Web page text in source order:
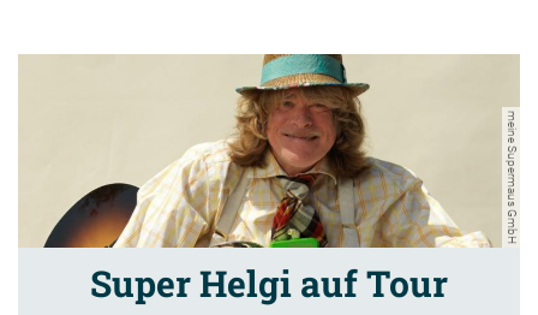
meine Supermaus GmbH
Super Helgi auf Tour